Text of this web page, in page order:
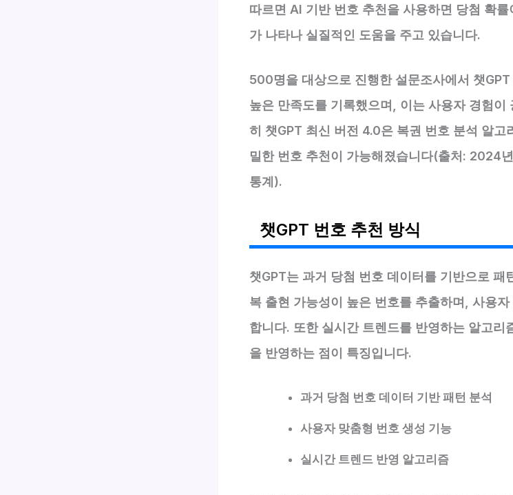
따르면 AI 기반 번호 추천을 사용하면 당첨 확
가 나타나 실질적인 도움을 주고 있습니다.
500명을 대상으로 진행한 설문조사에서 챗
높은 만족도를 기록했으며, 이는 사용자 경험이
히 챗GPT 최신 버전 4.0은 복권 번호 분석 알고
밀한 번호 추천이 가능해졌습니다(출처: 2024
통계).
챗GPT 번호 추천 방식
챗GPT는 과거 당첨 번호 데이터를 기반으로 패
복 출현 가능성이 높은 번호를 추출하며, 사용
합니다. 또한 실시간 트렌드를 반영하는 알고리
을 반영하는 점이 특징입니다.
과거 당첨 번호 데이터 기반 패턴 분석
사용자 맞춤형 번호 생성 기능
실시간 트렌드 반영 알고리즘